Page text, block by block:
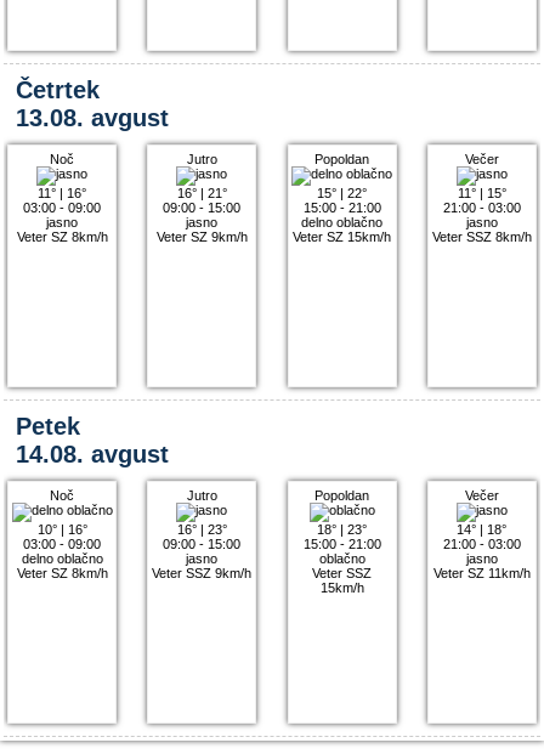
Četrtek
13.08. avgust
Noč
11° | 16°
03:00 - 09:00
jasno
Veter SZ 8km/h
Jutro
16°| 21°
09:00 - 15:00
jasno
Veter SZ 9km/h
Popoldan
15° |22°
15:00 - 21:00
delno oblačno
Veter SZ 15km/h
Večer
11°| 15°
21:00 - 03:00
jasno
Veter SSZ 8km/h
Petek
14.08. avgust
Noč
10°| 16°
03:00 - 09:00
delno oblačno
Veter SZ 8km/h
Jutro
16°| 23°
09:00 - 15:00
jasno
Veter SSZ 9km/h
Popoldan
18° |23°
15:00 - 21:00
oblačno
Veter SSZ
15km/h
Večer
14° | 18°
21:00 - 03:00
jasno
Veter SZ 11km/h